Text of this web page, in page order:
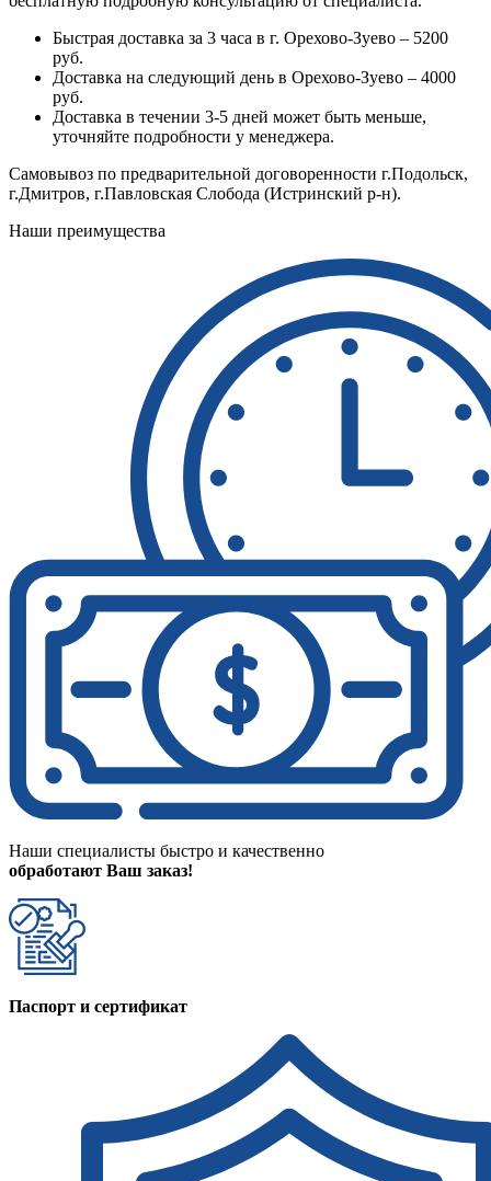
Быстрая доставка за 3 часа в г. Орехово-Зуево – 5200
руб.
Доставка на следующий день в Орехово-Зуево – 4000
руб.
Доставка в течении 3-5 дней может быть меньше,
уточняйте подробности у менеджера.
Самовывоз по предварительной договоренности г.Подольск,
г.Дмитров, г.Павловская Слобода (Истринский р-н).
Наши преимущества
Наши специалисты быстро и качественно
обработают Ваш заказ!
Паспорт и сертификат